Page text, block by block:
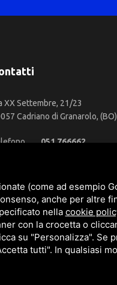
XX Settembre, 21/23
Cadriano di Granarolo, (BO)
051 766662
fiscale 03472740376
€. 120.000 int. versati -Sitemap
Policye Termini di servizio
(come ad esempio
anche per altre
nella cookie
con la crocetta o
su "Personalizza".
tutti". In qualsiasi